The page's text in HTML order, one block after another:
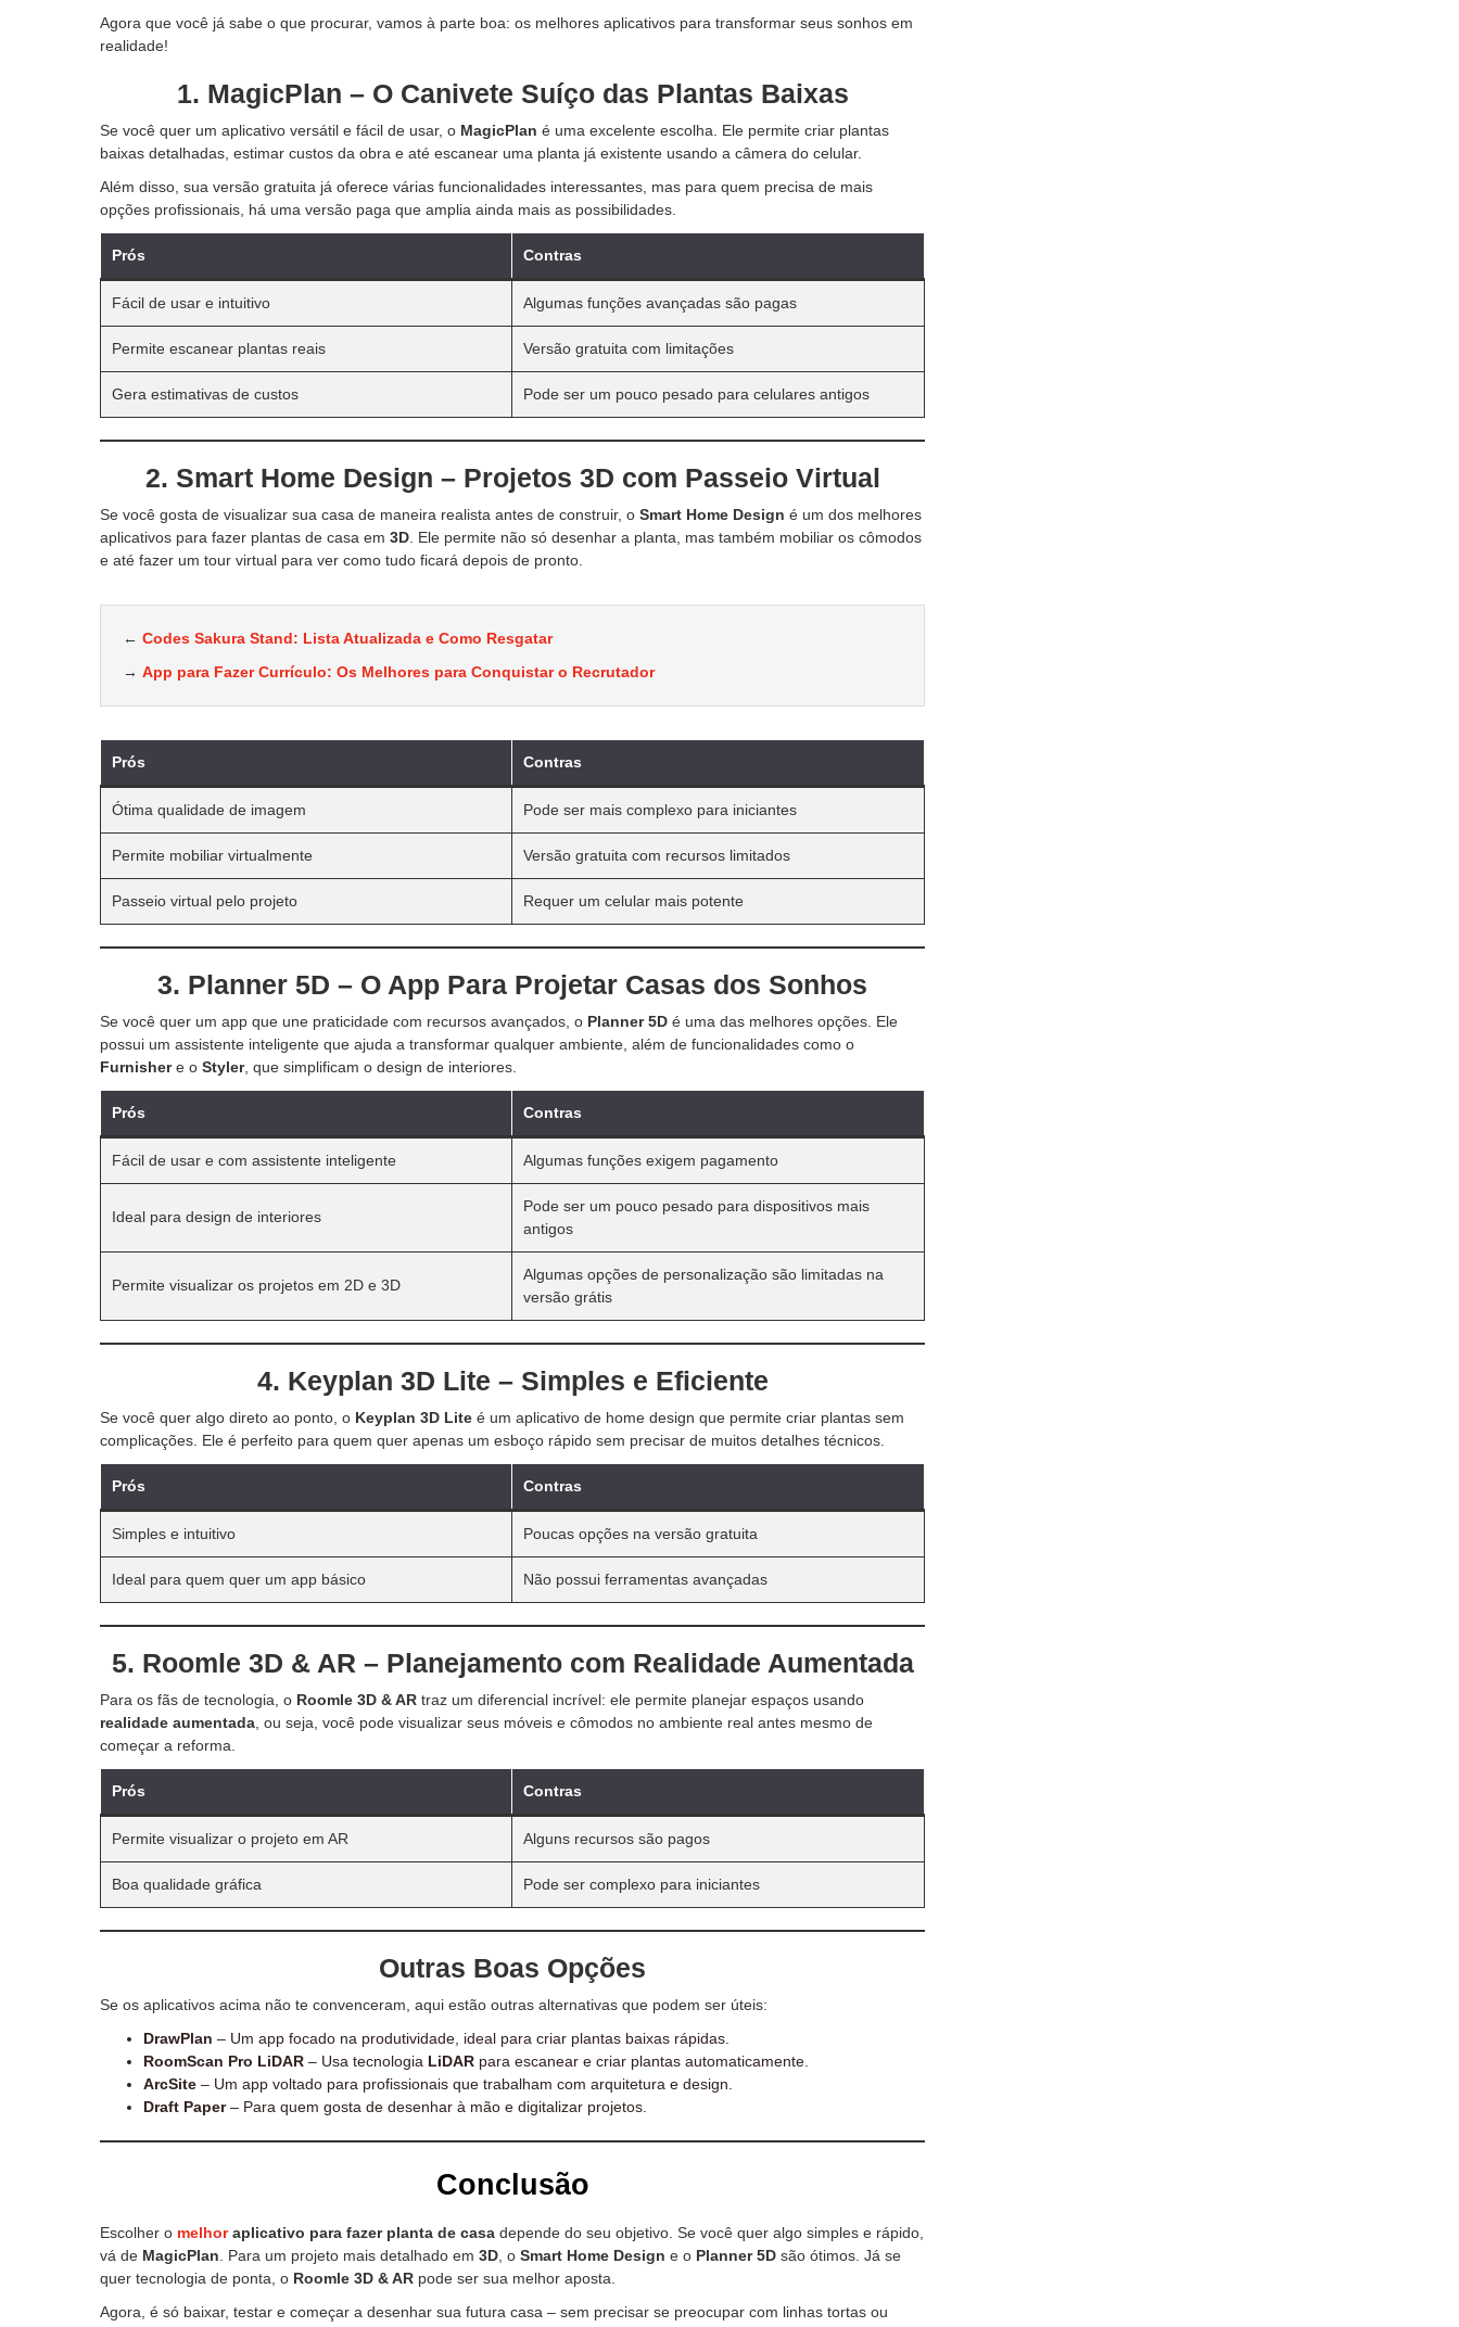
Agora que você já sabe o que procurar, vamos à parte boa: os melhores aplicativos para transformar seus sonhos em
realidade!
1. MagicPlan – O Canivete Suíço das Plantas Baixas
Se você quer um aplicativo versátil e fácil de usar, o MagicPlan é uma excelente escolha. Ele permite criar plantas
baixas detalhadas, estimar custos da obra e até escanear uma planta já existente usando a câmera do celular.
Além disso, sua versão gratuita já oferece várias funcionalidades interessantes, mas para quem precisa de mais
opções profissionais, há uma versão paga que amplia ainda mais as possibilidades.
Prós Contras
Fácil de usar e intuitivo Algumas funções avançadas são pagas
Permite escanear plantas reais Versão gratuita com limitações
Gera estimativas de custos Pode ser um pouco pesado para celulares antigos
2. Smart Home Design – Projetos 3D com Passeio Virtual
Se você gosta de visualizar sua casa de maneira realista antes de construir, o Smart Home Design é um dos melhores
aplicativos para fazer plantas de casa em 3D . Ele permite não só desenhar a planta, mas também mobiliar os cômodos
e até fazer um tour virtual para ver como tudo ficará depois de pronto.
← Codes Sakura Stand: Lista Atualizada e Como Resgatar
→ App para Fazer Currículo: Os Melhores para Conquistar o Recrutador
Prós Contras
Ótima qualidade de imagem Pode ser mais complexo para iniciantes
Permite mobiliar virtualmente Versão gratuita com recursos limitados
Passeio virtual pelo projeto Requer um celular mais potente
3. Planner 5D – O App Para Projetar Casas dos Sonhos
Se você quer um app que une praticidade com recursos avançados, o Planner 5D é uma das melhores opções. Ele
possui um assistente inteligente que ajuda a transformar qualquer ambiente, além de funcionalidades como o
Furnishere o Styler, que simplificam o design de interiores.
Prós Contras
Fácil de usar e com assistente inteligente Algumas funções exigem pagamento
Ideal para design de interiores
Pode ser um pouco pesado para dispositivos mais
antigos
Permite visualizar os projetos em 2D e 3D
Algumas opções de personalização são limitadas na
versão grátis
4. Keyplan 3D Lite – Simples e Eficiente
Se você quer algo direto ao ponto, o Keyplan 3D Lite é um aplicativo de home design que permite criar plantas sem
complicações. Ele é perfeito para quem quer apenas um esboço rápido sem precisar de muitos detalhes técnicos.
Prós Contras
Simples e intuitivo Poucas opções na versão gratuita
Ideal para quem quer um app básico Não possui ferramentas avançadas
5. Roomle 3D & AR – Planejamento com Realidade Aumentada
Para os fãs de tecnologia, o Roomle 3D & AR traz um diferencial incrível: ele permite planejar espaços usando
realidade aumentada , ou seja, você pode visualizar seus móveis e cômodos no ambiente real antes mesmo de
começar a reforma.
Prós Contras
Permite visualizar o projeto em AR Alguns recursos são pagos
Boa qualidade gráfica Pode ser complexo para iniciantes
Outras Boas Opções
Se os aplicativos acima não te convenceram, aqui estão outras alternativas que podem ser úteis:
DrawPlan – Um app focado na produtividade, ideal para criar plantas baixas rápidas.
RoomScan Pro LiDAR – Usa tecnologia LiDAR para escanear e criar plantas automaticamente.
ArcSite – Um app voltado para profissionais que trabalham com arquitetura e design.
Draft Paper– Para quem gosta de desenhar à mão e digitalizar projetos.
Conclusão
Escolher o melhor aplicativo para fazer planta de casa depende do seu objetivo. Se você quer algo simples e rápido,
vá de MagicPlan . Para um projeto mais detalhado em 3D , o Smart Home Design e o Planner 5D são ótimos. Já se
quer tecnologia de ponta, o Roomle 3D & AR pode ser sua melhor aposta.
Agora, é só baixar, testar e começar a desenhar sua futura casa – sem precisar se preocupar com linhas tortas ou